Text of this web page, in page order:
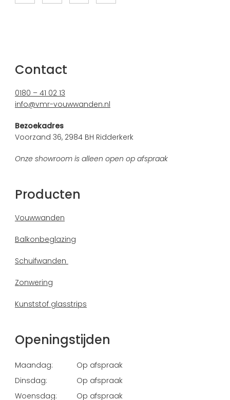
Contact
0180 – 41 02 13
info@vmr-vouwwanden.nl
Bezoekadres
Voorzand 36, 2984 BH Ridderkerk
Onze showroom is alleen open op afspraak
Producten
Vouwwanden
Balkonbeglazing
Schuifwanden
Zonwering
Kunststof glasstrips
Openingstijden
Maandag:
Op afspraak
Dinsdag:
Op afspraak
Woensdag:
Op afspraak